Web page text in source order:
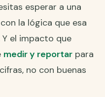
esperar a una
la lógica que esa
el impacto que
medir y reportar para
no con buenas